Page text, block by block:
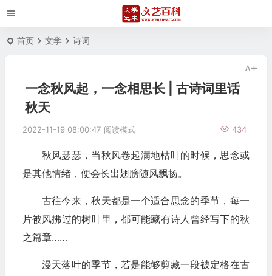
首页 文学 诗词
一念秋风起，一念相思长 | 古诗词里话
秋天
2022-11-19 08:00:47 434
阅读模式
秋风瑟瑟，当秋风卷起满地枯叶的时候，思念或
是其他情绪，便会长出翅膀随风飘扬。
古往今来，秋天都是一个适合思念的季节，每一
片被风拂过的树叶里，都可能藏有诗人曾经写下的秋
之篇章……
漫天落叶的季节，若是能够剪藏一段被定格在古